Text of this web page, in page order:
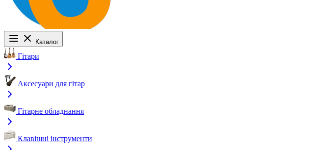
Каталог
Гітари
Аксесуари для гітар
Гітарне обладнання
Клавішні інструменти